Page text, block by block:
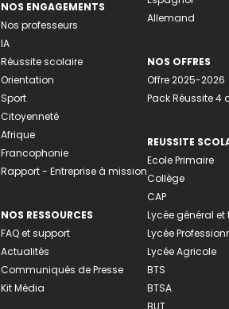
NOS ENGAGEMENTS
Nos professeurs
IA
Réussite scolaire
Orientation
Sport
Citoyenneté
Afrique
Francophonie
Rapport - Entreprise à mission
NOS RESSOURCES
FAQ et support
Actualités
Communiqués de Presse
Kit Média
Allemand
NOS OFFRES
Offre 2025-2026
Pack Réussite 4
REUSSITE
Ecole Primaire
Collège
CAP
Lycée général
Lycée
Lycée Agricole
BTS
BTSA
BUT